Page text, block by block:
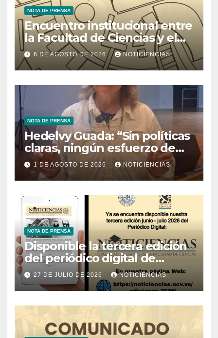
NOTA DE PRENSA
Encuentro institucional entre
la Facultad de Ciencias y el
Ministerio de Ciencia y
Tecnología
6 DE AGOSTO DE 2026 NOTICIENCIAS
NOTA DE PRENSA
Hedelvy Guada: “Sin políticas
claras, ningún esfuerzo de
conservación rendirá frutos”
1 DE AGOSTO DE 2026 NOTICIENCIAS
NOTA DE PRENSA
Disponible la tercera edición
del periódico digital de
Noticiencias 2026
27 DE JULIO DE 2026 NOTICIENCIAS